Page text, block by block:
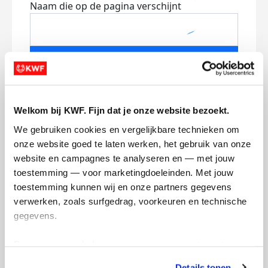
Welkom bij KWF. Fijn dat je onze website bezoekt.
We gebruiken cookies en vergelijkbare technieken om
onze website goed te laten werken, het gebruik van onze
website en campagnes te analyseren en — met jouw
toestemming — voor marketingdoeleinden. Met jouw
toestemming kunnen wij en onze partners gegevens
verwerken, zoals surfgedrag, voorkeuren en technische
gegevens.
Naam die op de pagina verschijnt
Creditcard
Referentie